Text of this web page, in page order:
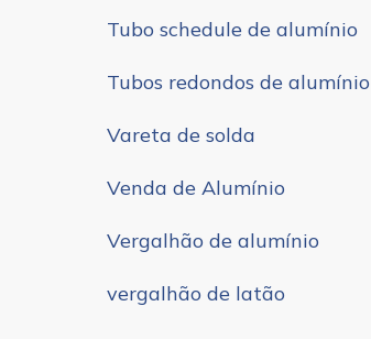
Tubo schedule de alumínio
Tubos redondos de alumínio
Vareta de solda
Venda de Alumínio
Vergalhão de alumínio
vergalhão de latão